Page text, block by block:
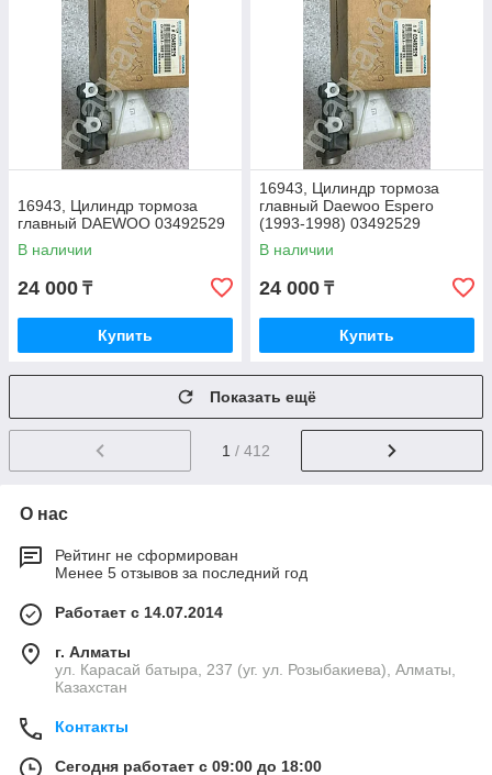
16943, Цилиндр тормоза
главный DAEWOO 03492529
В наличии
24 000 ₸
Купить
16943, Цилиндр тормоза
главный Daewoo Espero
(1993-1998) 03492529
В наличии
24 000 ₸
Купить
Показать ещё
1 / 412
О нас
Рейтинг не сформирован
Менее 5 отзывов за последний год
Работает с 14.07.2014
г. Алматы
ул. Карасай батыра, 237 (уг. ул. Розыбакиева), Алматы,
Казахстан
Контакты
Сегодня работает с 09:00 до 18:00